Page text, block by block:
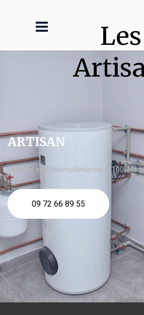
Les
ARTISAN
chauffe eau thermodynamique 100l
09 72 66 89 55